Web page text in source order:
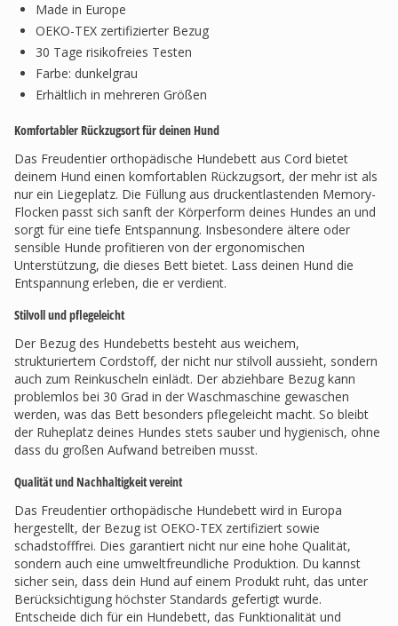
Made in Europe
OEKO-TEX zertifizierter Bezug
30 Tage risikofreies Testen
Farbe: dunkelgrau
Erhältlich in mehreren Größen
Komfortabler Rückzugsort für deinen Hund
Das Freudentier orthopädische Hundebett aus Cord bietet
deinem Hund einen komfortablen Rückzugsort, der mehr ist als
nur ein Liegeplatz. Die Füllung aus druckentlastenden Memory-
Flocken passt sich sanft der Körperform deines Hundes an und
sorgt für eine tiefe Entspannung. Insbesondere ältere oder
sensible Hunde profitieren von der ergonomischen
Unterstützung, die dieses Bett bietet. Lass deinen Hund die
Entspannung erleben, die er verdient.
Stilvoll und pflegeleicht
Der Bezug des Hundebetts besteht aus weichem,
strukturiertem Cordstoff, der nicht nur stilvoll aussieht, sondern
auch zum Reinkuscheln einlädt. Der abziehbare Bezug kann
problemlos bei 30 Grad in der Waschmaschine gewaschen
werden, was das Bett besonders pflegeleicht macht. So bleibt
der Ruheplatz deines Hundes stets sauber und hygienisch, ohne
dass du großen Aufwand betreiben musst.
Qualität und Nachhaltigkeit vereint
Das Freudentier orthopädische Hundebett wird in Europa
hergestellt, der Bezug ist OEKO-TEX zertifiziert sowie
schadstofffrei. Dies garantiert nicht nur eine hohe Qualität,
sondern auch eine umweltfreundliche Produktion. Du kannst
sicher sein, dass dein Hund auf einem Produkt ruht, das unter
Berücksichtigung höchster Standards gefertigt wurde.
Entscheide dich für ein Hundebett, das Funktionalität und